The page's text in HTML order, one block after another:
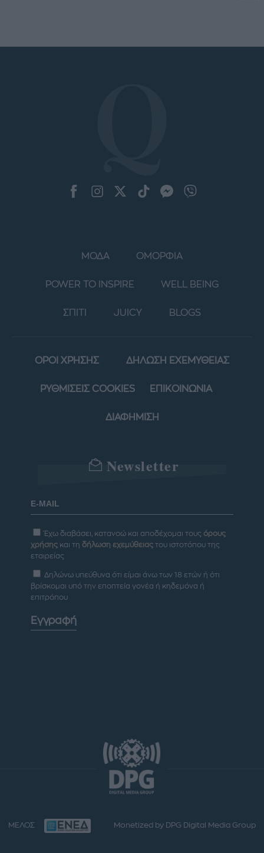
ΜΟΔΑ ΟΜΟΡΦΙΑ
POWER TO INSPIRE WELL BEING
ΣΠΙΤΙ JUICY BLOGS
ΟΡΟΙ ΧΡΗΣΗΣ ΔΗΛΩΣΗ ΕΧΕΜΥΘΕΙΑΣ
ΡΥΘΜΙΣΕΙΣ COOKIES ΕΠΙΚΟΙΝΩΝΙΑ
ΔΙΑΦΗΜΙΣΗ
Newsletter
Έχω διαβάσει, κατανοώ και αποδέχομαι τους όρους
χρήσης και τη δήλωση εχεμύθειας του ιστοτόπου της
εταιρείας
Δηλώνω υπεύθυνα ότι είμαι άνω των 18 ετών ή ότι
βρίσκομαι υπό την εποπτεία γονέα ή κηδεμόνα ή
επιτρόπου
Εγγραφή
ΜΕΛΟΣ Monetized by DPG Digital Media Group